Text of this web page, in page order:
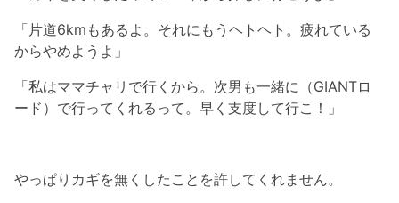
「片道6kmもあるよ。それにもうヘトヘト。疲れている
からやめようよ」
「私はママチャリで行くから。次男も一緒に（GIANTロ
ード）で行ってくれるって。早く支度して行こ！」
やっぱりカギを無くしたことを許してくれません。